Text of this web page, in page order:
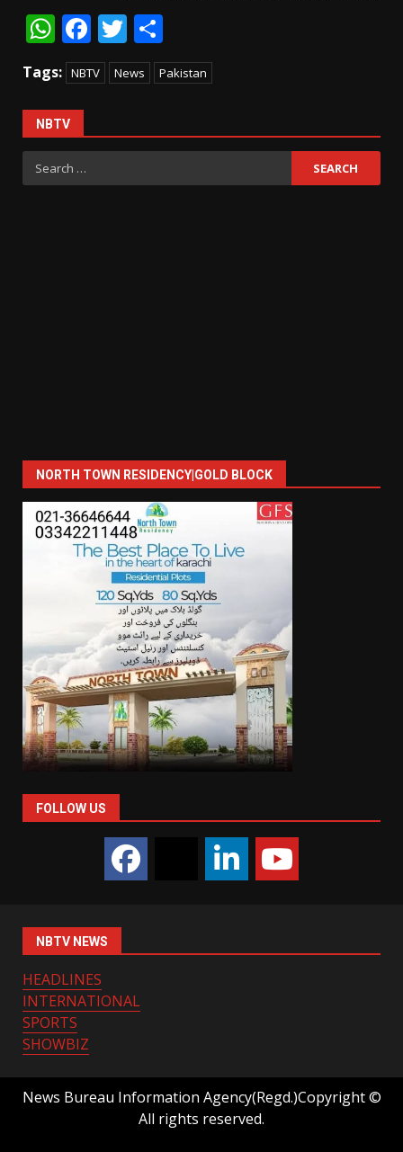
WhatsApp
Facebook
Twitter
Tags: NBTV News Pakistan
NBTV
Search
for:
NORTH TOWN RESIDENCY|GOLD BLOCK
FOLLOW US
NBTV NEWS
HEADLINES
INTERNATIONAL
SPORTS
SHOWBIZ
News Bureau Information Agency(Regd.)Copyright ©
All rights reserved.